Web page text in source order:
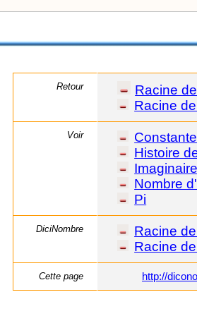
Retour
Racine
Racine
Voir
Histoire
Nombre
Pi
DiciNombre
Racine
Racine
Cette page http://